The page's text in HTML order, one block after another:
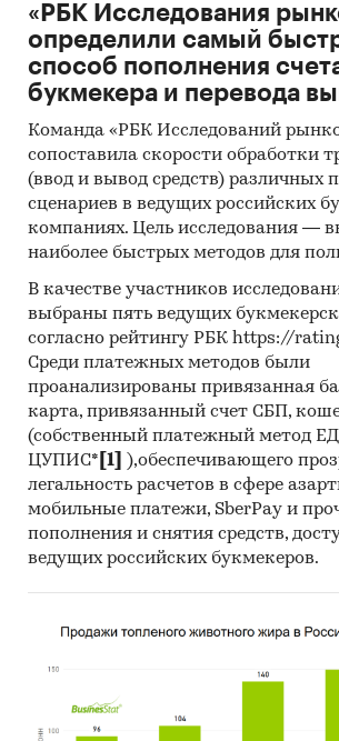
«РБК Исследования
определили самый
способ пополнения
букмекера и перевода
Команда «РБК Исследований
сопоставила скорости обработки
(ввод и вывод средств) различных
сценариев в ведущих российских
компаниях. Цель исследования —
наиболее быстрых методов для
В качестве участников
выбраны пять ведущих
согласно рейтингу РБК https://
Среди платежных методов были
проанализированы привязанная
карта, привязанный счет СБП,
(собственный платежный метод
ЦУПИС* [1]
),обеспечивающего
легальность расчетов в сфере
мобильные платежи, SberPay и
пополнения и снятия средств,
ведущих российских букмекеров.